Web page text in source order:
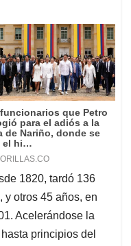
1820, tardó 136
y otros 45 años, en
Acelerándose la
principios del